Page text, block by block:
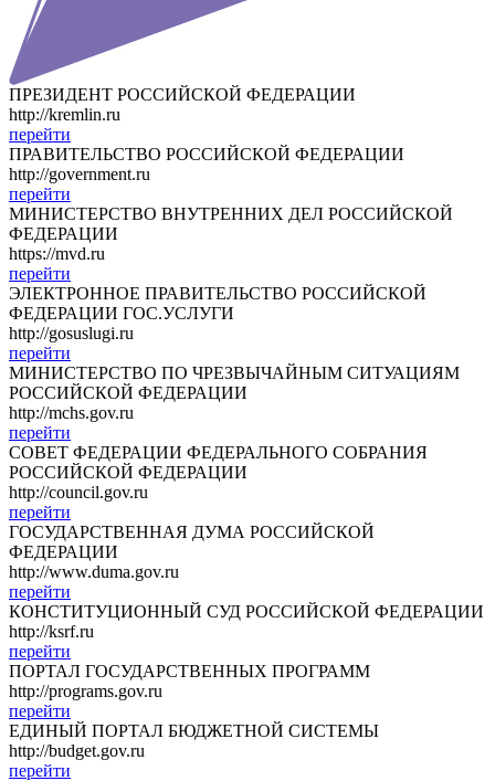
ПРЕЗИДЕНТ РОССИЙСКОЙ ФЕДЕРАЦИИ
http://kremlin.ru
перейти
ПРАВИТЕЛЬСТВО РОССИЙСКОЙ ФЕДЕРАЦИИ
http://government.ru
перейти
МИНИСТЕРСТВО ВНУТРЕННИХ ДЕЛ РОССИЙСКОЙ
ФЕДЕРАЦИИ
https://mvd.ru
перейти
ЭЛЕКТРОННОЕ ПРАВИТЕЛЬСТВО РОССИЙСКОЙ
ФЕДЕРАЦИИ ГОС.УСЛУГИ
http://gosuslugi.ru
перейти
МИНИСТЕРСТВО ПО ЧРЕЗВЫЧАЙНЫМ СИТУАЦИЯМ
РОССИЙСКОЙ ФЕДЕРАЦИИ
http://mchs.gov.ru
перейти
СОВЕТ ФЕДЕРАЦИИ ФЕДЕРАЛЬНОГО СОБРАНИЯ
РОССИЙСКОЙ ФЕДЕРАЦИИ
http://council.gov.ru
перейти
ГОСУДАРСТВЕННАЯ ДУМА РОССИЙСКОЙ
ФЕДЕРАЦИИ
http://www.duma.gov.ru
перейти
КОНСТИТУЦИОННЫЙ СУД РОССИЙСКОЙ ФЕДЕРАЦИИ
http://ksrf.ru
перейти
ПОРТАЛ ГОСУДАРСТВЕННЫХ ПРОГРАММ
http://programs.gov.ru
перейти
ЕДИНЫЙ ПОРТАЛ БЮДЖЕТНОЙ СИСТЕМЫ
http://budget.gov.ru
перейти